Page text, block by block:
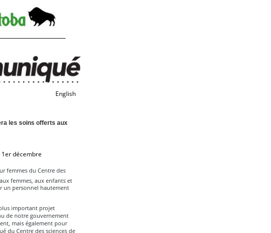
English
les soins offerts aux
décembre
femmes du Centre des
femmes, aux enfants et
un personnel hautement
important projet
de notre gouvernement
mais également pour
du Centre des sciences de